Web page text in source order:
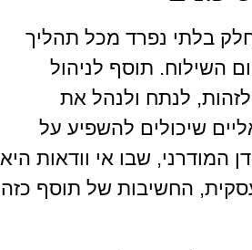
חלק בלתי נפרד מכל תהליך
השילוח. תוסף לניהול
לזהות, לנתח ולנהל את
שיכולים להשפיע על
המודרני, שבו אי וודאות היא
החשיבות של תוסף כזה